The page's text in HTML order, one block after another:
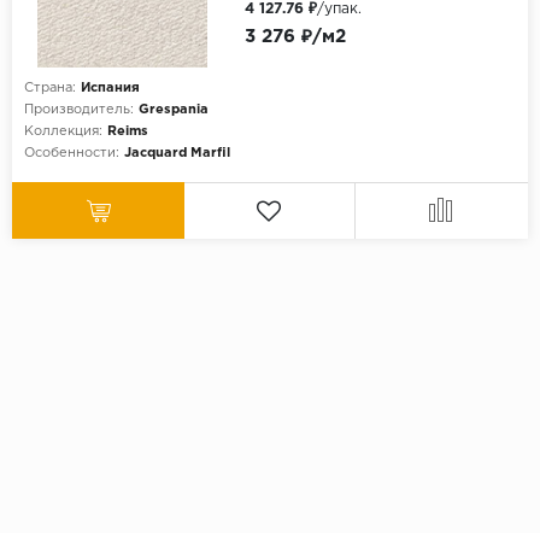
Страна:
Испания
Производитель: Grespania
Коллекция:
Reims
Особенности: Jacquard Marfil
3 276 ₽/м2
4 127.76 ₽/упак.